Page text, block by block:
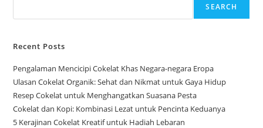
SEARCH
Recent Posts
Pengalaman Mencicipi Cokelat Khas Negara-negara Eropa
Ulasan Cokelat Organik: Sehat dan Nikmat untuk Gaya Hidup
Resep Cokelat untuk Menghangatkan Suasana Pesta
Cokelat dan Kopi: Kombinasi Lezat untuk Pencinta Keduanya
5 Kerajinan Cokelat Kreatif untuk Hadiah Lebaran